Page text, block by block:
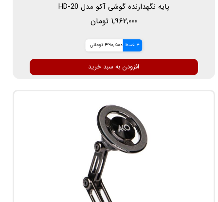
پایه نگهدارنده گوشی آکو مدل HD-20
۱,۹۶۲,۰۰۰ تومان
4 قسط 490,500 تومانی
افزودن به سبد خرید